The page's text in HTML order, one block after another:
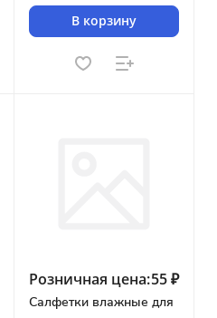
В корзину
Розничная цена:55 ₽
Салфетки влажные для